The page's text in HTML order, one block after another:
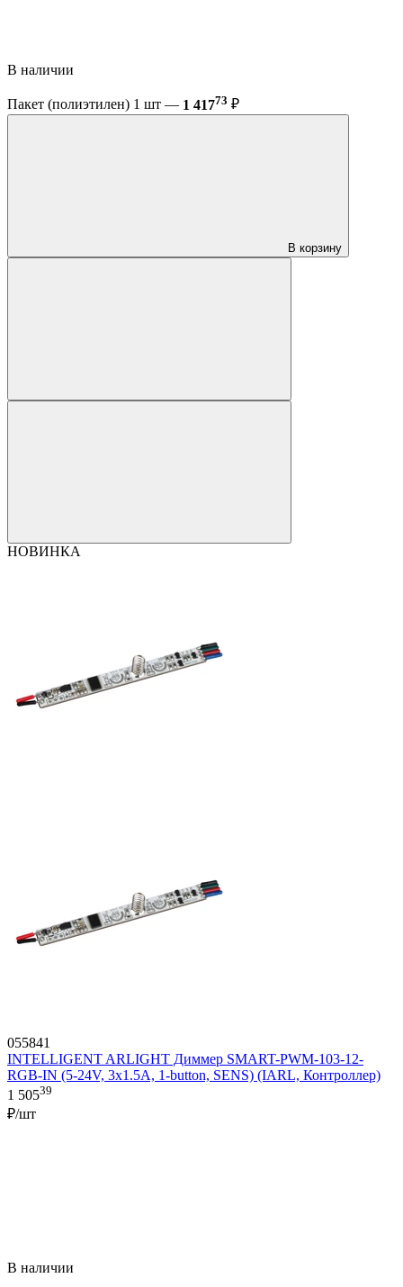
В наличии
Пакет (полиэтилен) 1 шт — 1 41773 ₽
В корзину
НОВИНКА
055841
INTELLIGENT ARLIGHT Диммер SMART-PWM-103-12-
RGB-IN (5-24V, 3x1.5A, 1-button, SENS) (IARL, Контроллер)
1 50539
₽/шт
В наличии